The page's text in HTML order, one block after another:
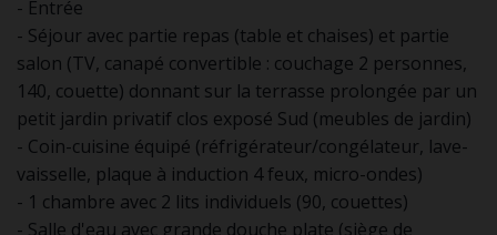
- Entrée
- Séjour avec partie repas (table et chaises) et partie
salon (TV, canapé convertible : couchage 2 personnes,
140, couette) donnant sur la terrasse prolongée par un
petit jardin privatif clos exposé Sud (meubles de jardin)
- Coin-cuisine équipé (réfrigérateur/congélateur, lave-
vaisselle, plaque à induction 4 feux, micro-ondes)
- 1 chambre avec 2 lits individuels (90, couettes)
- Salle d'eau avec grande douche plate (siège de